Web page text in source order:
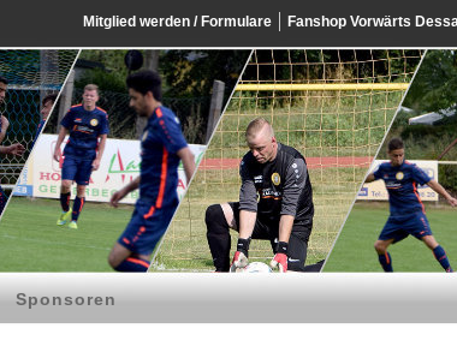
Mitglied werden / Formulare Fanshop Vorwärts
Sponsoren